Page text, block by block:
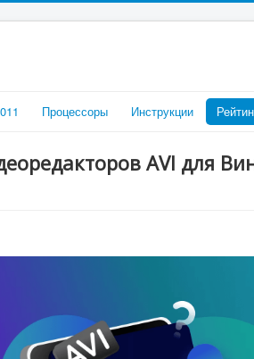
Процессоры Инструкции
AVI для